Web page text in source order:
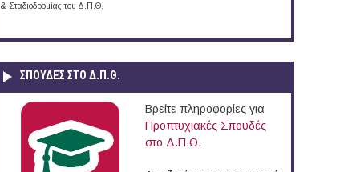
& Σταδιοδρομίας του Δ.Π.Θ.
ΣΠΟΥΔΈΣ ΣΤΟ Δ.Π.Θ.
Βρείτε πληροφορίες για
Προπτυχιακές Σπουδές
στο Δ.Π.Θ.